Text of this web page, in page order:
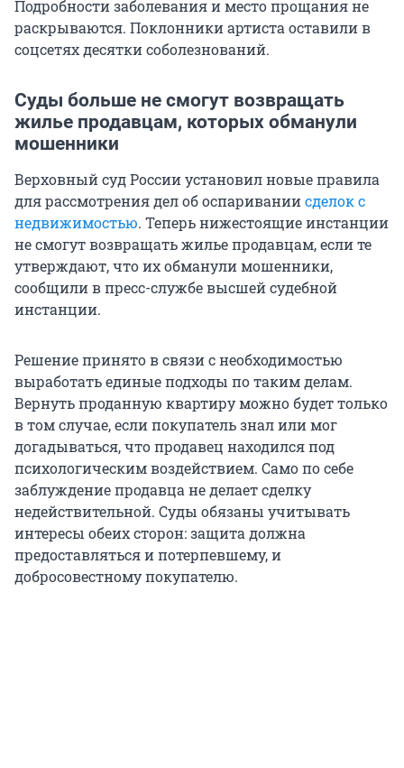
Подробности заболевания и место прощания не
раскрываются. Поклонники артиста оставили в
соцсетях десятки соболезнований.
Суды больше не смогут возвращать
жилье продавцам, которых обманули
мошенники
Верховный суд России установил новые правила
для рассмотрения дел об оспариваниисделок с
недвижимостью. Теперь нижестоящие инстанции
не смогут возвращать жилье продавцам, если те
утверждают, что их обманули мошенники,
сообщили в пресс-службе высшей судебной
инстанции.
Решение принято в связи с необходимостью
выработать единые подходы по таким делам.
Вернуть проданную квартиру можно будет только
в том случае, если покупатель знал или мог
догадываться, что продавец находился под
психологическим воздействием. Само по себе
заблуждение продавца не делает сделку
недействительной. Суды обязаны учитывать
интересы обеих сторон: защита должна
предоставляться и потерпевшему, и
добросовестному покупателю.